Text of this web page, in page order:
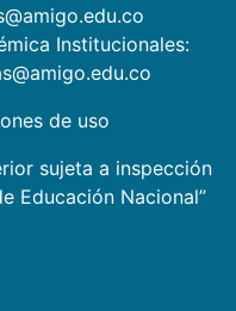
Institucionales:
de uso
sujeta a inspección
Educación Nacional”